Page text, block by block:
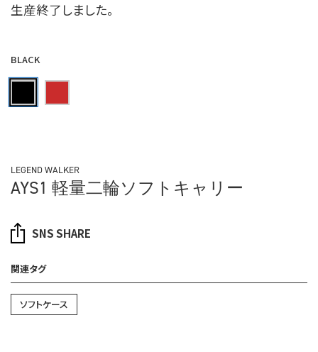
LEGEND WALKER
AYS1 軽量二輪ソフトキャリー
生産終了しました。
SNS SHARE
BLACK
関連タグ
ソフトケース